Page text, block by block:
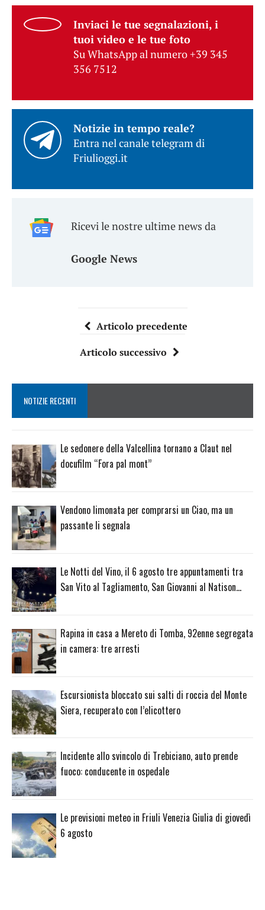
Inviaci le tue segnalazioni, i
tuoi video e le tue foto
Su WhatsApp al numero +39 345
356 7512
Notizie in tempo reale?
Entra nel canale telegram di
Friulioggi.it
Ricevi le nostre ultime news da
Google News
Articolo precedente
Articolo successivo
NOTIZIE RECENTI
Le sedonere della Valcellina tornano a Claut nel
docufilm “Fora pal mont”
Vendono limonata per comprarsi un Ciao, ma un
passante li segnala
Le Notti del Vino, il 6 agosto tre appuntamenti tra
San Vito al Tagliamento, San Giovanni al Natison…
Rapina in casa a Mereto di Tomba, 92enne segregata
in camera: tre arresti
Escursionista bloccato sui salti di roccia del Monte
Siera, recuperato con l’elicottero
Incidente allo svincolo di Trebiciano, auto prende
fuoco: conducente in ospedale
Le previsioni meteo in Friuli Venezia Giulia di giovedì
6 agosto